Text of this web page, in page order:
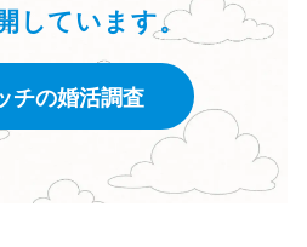
しています。
チの婚活調査